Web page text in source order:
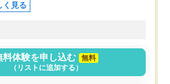
く見る
料体験を申し込む
無料
（リストに追加する）